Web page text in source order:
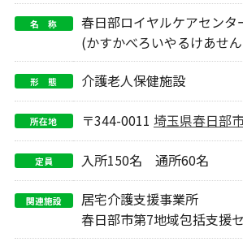
名 称
春日部ロイヤルケアセンタ
(かすかべろいやるけあせ
形 態 介護老人保健施設
所在地 〒344-0011 埼玉県春日部
定員 入所150名 通所60名
関連施設
居宅介護支援事業所
春日部市第7地域包括支援